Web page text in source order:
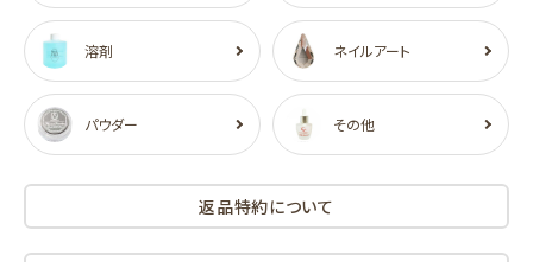
溶剤 ネイルアート
パウダー その他
返品特約について